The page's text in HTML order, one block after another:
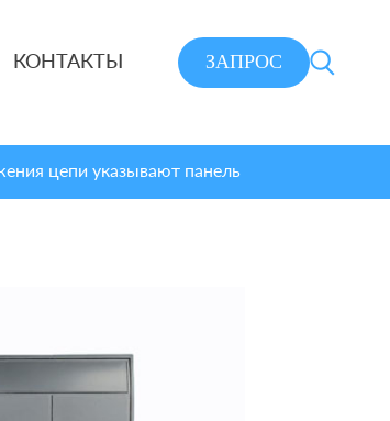
КОНТАКТЫ ЗАПРОС
цепи указывают панель